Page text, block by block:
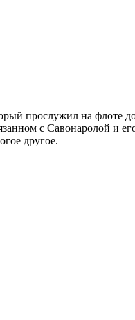
прослужил на флоте
с Савонаролой и
другое.